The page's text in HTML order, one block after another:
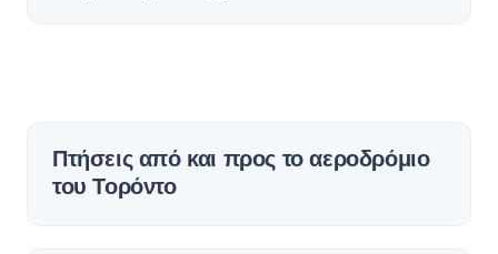
Πτήσεις από και προς το αεροδρόμιο
του Τορόντο